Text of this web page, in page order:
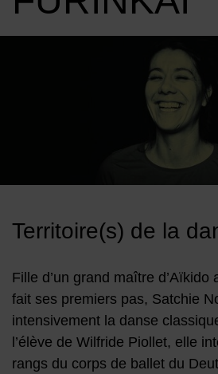
Territoire(s) de la
Fille d’un grand maître d’Aïkido
fait ses premiers pas, Satchie
intensivement la danse
l’élève de Wilfride Piollet, elle
rangs du corps de ballet du